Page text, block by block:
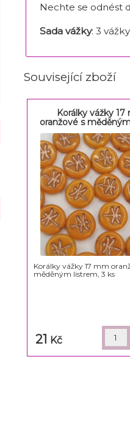
Nechte se odnést
Sada vážky: 3
Související zboží
Korálky vážky 17
oranžové s
Korálky vážky 17 mm
měděným listrem, 3 ks
21 Kč